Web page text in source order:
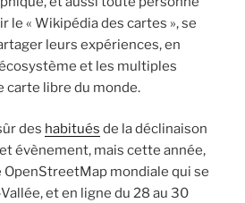
le « Wikipédia des cartes », se
leurs expériences, en
et les multiples
carte libre du monde.
des habitués de la déclinaison
évènement, mais cette année,
OpenStreetMap mondiale qui se
et en ligne du 28 au 30